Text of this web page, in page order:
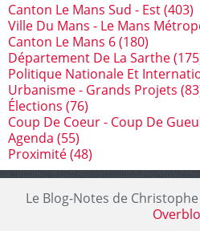
Canton Le Mans Sud - Est(403)
Ville Du Mans - Le Mans
Canton Le Mans 6(180)
Département De La Sarthe
Politique Nationale Et
Urbanisme - Grands Projets
Élections (76)
Coup De Coeur - Coup De
Agenda (55)
Proximité(48)
Le Blog-Notes de